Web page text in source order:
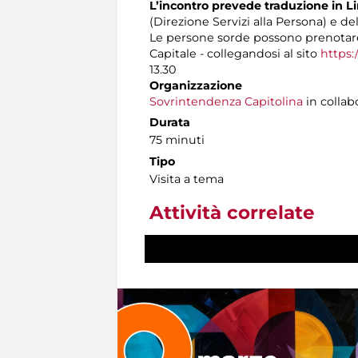
L’incontro prevede traduzione in
(Direzione Servizi alla Persona) e
Le persone sorde possono
Capitale - collegandosi al sito
13.30
Organizzazione
Sovrintendenza Capitolina in
Durata
75 minuti
Tipo
Visita a tema
Attività correlate